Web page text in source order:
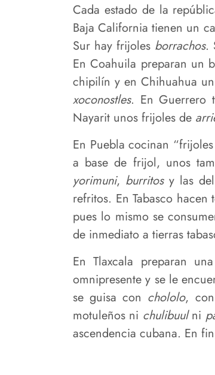
Cada estado de la
Baja California tienen un
Sur hay frijoles borrachos.
En Coahuila preparan un
chipilín y en Chihuahua
xoconostles. En Guerrero
Nayarit unos frijoles de
En Puebla cocinan
a base de frijol, unos
yorimuni, burritosy las
refritos. En Tabasco
pues lo mismo se
de inmediato a tierras
En Tlaxcala preparan
omnipresente y se le
se guisa con chololo,
motuleños ni chulibuulni
ascendencia cubana. En